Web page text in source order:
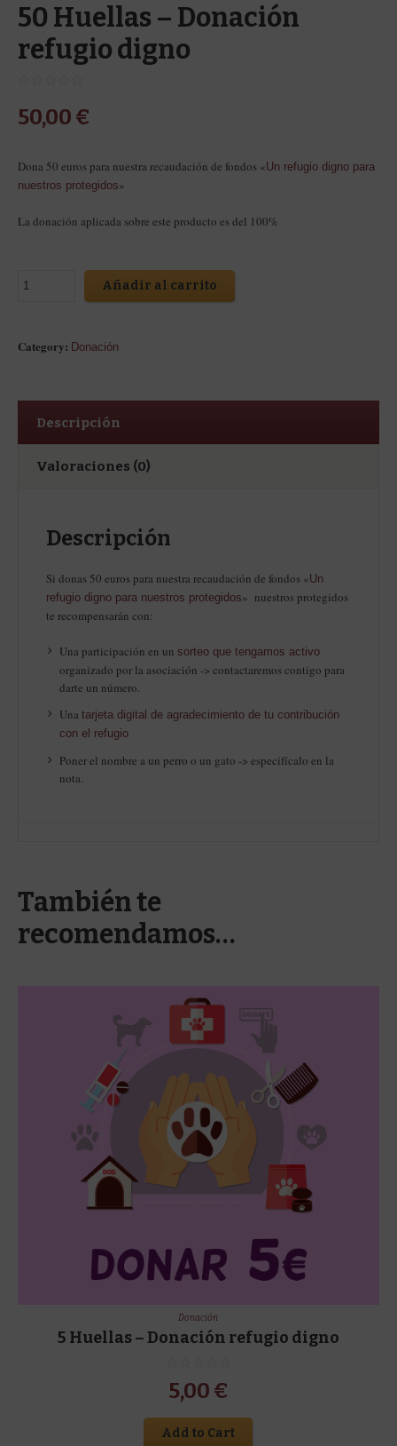
50 Huellas – Donación
refugio digno
50,00 €
Dona 50 euros para nuestra recaudación de fondos «Un refugio digno para
nuestros protegidos»
La donación aplicada sobre este producto es del 100%
Añadir al carrito
Category: Donación
Descripción
Valoraciones (0)
Descripción
Si donas 50 euros para nuestra recaudación de fondos «Un
refugio digno para nuestros protegidos» nuestros protegidos
te recompensarán con:
Una participación en un sorteo que tengamos activo
organizado por la asociación -> contactaremos contigo para
darte un número.
Una tarjeta digital de agradecimiento de tu contribución
con el refugio
Poner el nombre a un perro o un gato -> especifícalo en la
nota.
También te
recomendamos…
Donación
5 Huellas – Donación refugio digno
5,00 €
Add to Cart